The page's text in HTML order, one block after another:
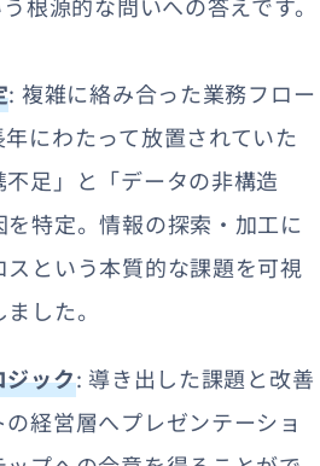
: 複雑に絡み合った業務フロー
にわたって放置されていた
不足」と「データの非構造
特定。情報の探索・加工に
という本質的な課題を可視
ました。
ジック: 導き出した課題と改善
経営層へプレゼンテーショ